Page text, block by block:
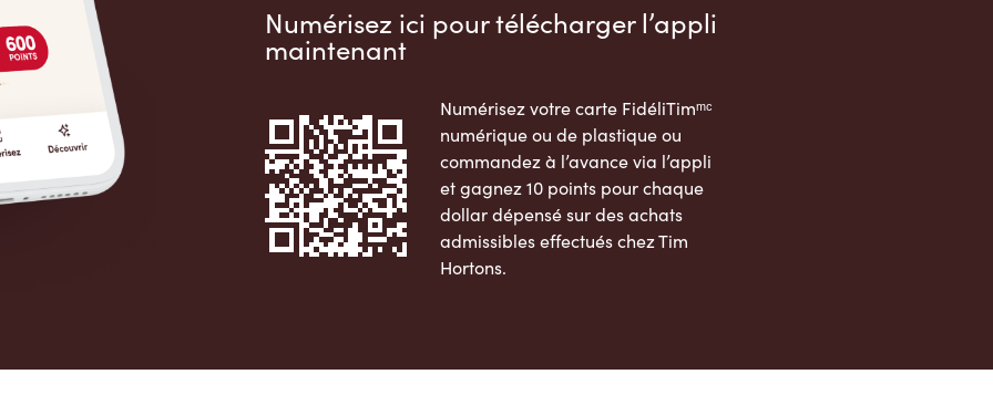
Numérisez ici pour télécharger l’appli
maintenant
Numérisez votre carte FidéliTimᵐᶜ
numérique ou de plastique ou
commandez à l’avance via l’appli
et gagnez 10 points pour chaque
dollar dépensé sur des achats
admissibles effectués chez Tim
Hortons.